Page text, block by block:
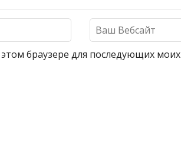
браузере для последующих моих